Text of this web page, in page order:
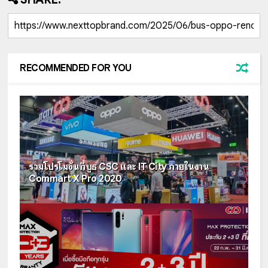
RECOMMENDED FOR YOU
รวมโปรโมชั่นที่บูธ CSC และ IT City ภายในงาน
Commart X Pro 2020